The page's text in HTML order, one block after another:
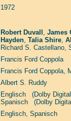
1972
Robert Duvall , James
Hayden, Talia Shire,
Richard S. Castellano,
Francis Ford Coppola
Francis Ford Coppola,
Albert S. Ruddy
Englisch (Dolby
Spanisch (Dolby
Englisch, Spanisch